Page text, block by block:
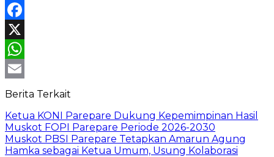
Facebook
X
WhatsApp
Email
Berita Terkait
Ketua KONI Parepare Dukung Kepemimpinan Hasil
Muskot FOPI Parepare Periode 2026-2030
Muskot PBSI Parepare Tetapkan Amarun Agung
Hamka sebagai Ketua Umum, Usung Kolaborasi